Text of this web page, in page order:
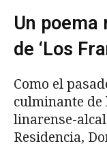
Un poema
de ‘Los
Como el
culminante de
linarense-
Residencia,